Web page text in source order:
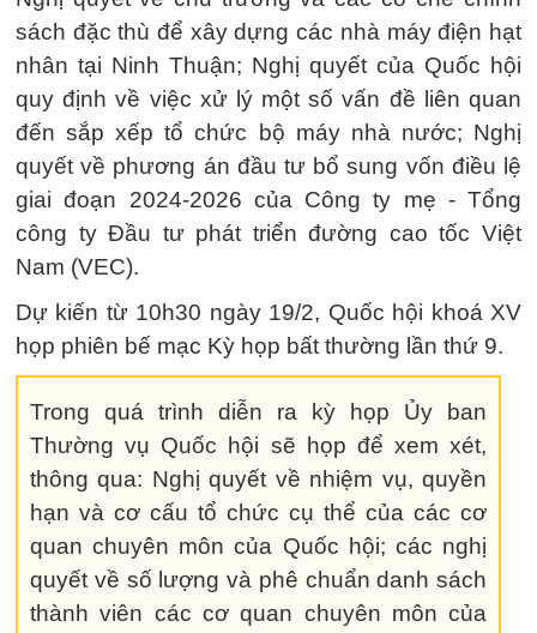
sách đặc thù để xây dựng các nhà máy điện hạt
nhân tại Ninh Thuận; Nghị quyết của Quốc hội
quy định về việc xử lý một số vấn đề liên quan
đến sắp xếp tổ chức bộ máy nhà nước; Nghị
quyết về phương án đầu tư bổ sung vốn điều lệ
giai đoạn 2024-2026 của Công ty mẹ - Tổng
công ty Đầu tư phát triển đường cao tốc Việt
Nam (VEC).
Dự kiến từ 10h30 ngày 19/2, Quốc hội khoá XV
họp phiên bế mạc Kỳ họp bất thường lần thứ 9.
Trong quá trình diễn ra kỳ họp Ủy ban
Thường vụ Quốc hội sẽ họp để xem xét,
thông qua: Nghị quyết về nhiệm vụ, quyền
hạn và cơ cấu tổ chức cụ thể của các cơ
quan chuyên môn của Quốc hội; các nghị
quyết về số lượng và phê chuẩn danh sách
thành viên các cơ quan chuyên môn của